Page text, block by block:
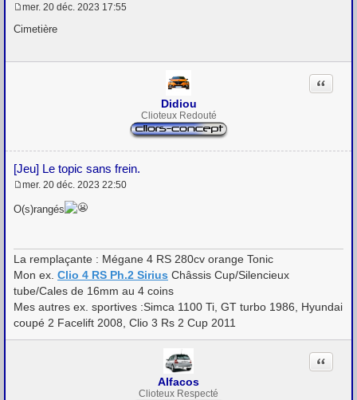
e
a
mer. 20 déc. 2023 17:55
Cimetière
Didiou
Clioteux Redouté
[Jeu] Le topic sans frein.
Citation
e
s
g
e
mer. 20 déc. 2023 22:50
O(s)rangés
La remplaçante : Mégane 4 RS 280cv orange Tonic
Mon ex. Clio 4 RS Ph.2 Sirius Châssis Cup/Silencieux
tube/Cales de 16mm au 4 coins
Mes autres ex. sportives :Simca 1100 Ti, GT turbo 1986, Hyundai
coupé 2 Facelift 2008, Clio 3 Rs 2 Cup 2011
Alfacos
Clioteux Respecté
Citation